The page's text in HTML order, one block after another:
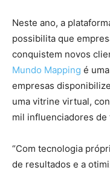
Neste ano, a
possibilita que
conquistem novos
Mundo Mapping é
empresas
uma vitrine virtual,
mil influenciadores de
“Com tecnologia
de resultados e a